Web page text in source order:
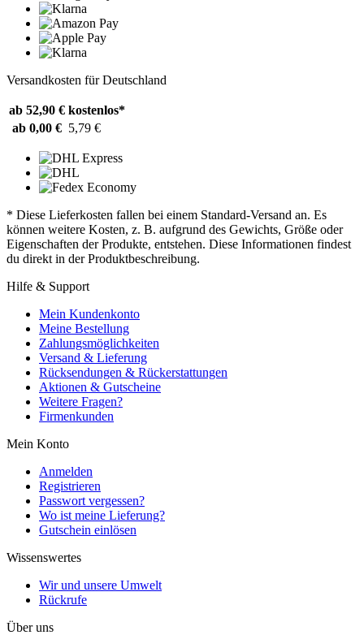
Versandkosten für Deutschland
ab 52,90 € kostenlos*
ab 0,00 € 5,79 €
* Diese Lieferkosten fallen bei einem Standard-Versand an. Es
können weitere Kosten, z. B. aufgrund des Gewichts, Größe oder
Eigenschaften der Produkte, entstehen. Diese Informationen findest
du direkt in der Produktbeschreibung.
Hilfe & Support
Mein Kundenkonto
Meine Bestellung
Zahlungsmöglichkeiten
Versand & Lieferung
Rücksendungen & Rückerstattungen
Aktionen & Gutscheine
Weitere Fragen?
Firmenkunden
Mein Konto
Anmelden
Registrieren
Passwort vergessen?
Wo ist meine Lieferung?
Gutschein einlösen
Wissenswertes
Wir und unsere Umwelt
Rückrufe
Über uns